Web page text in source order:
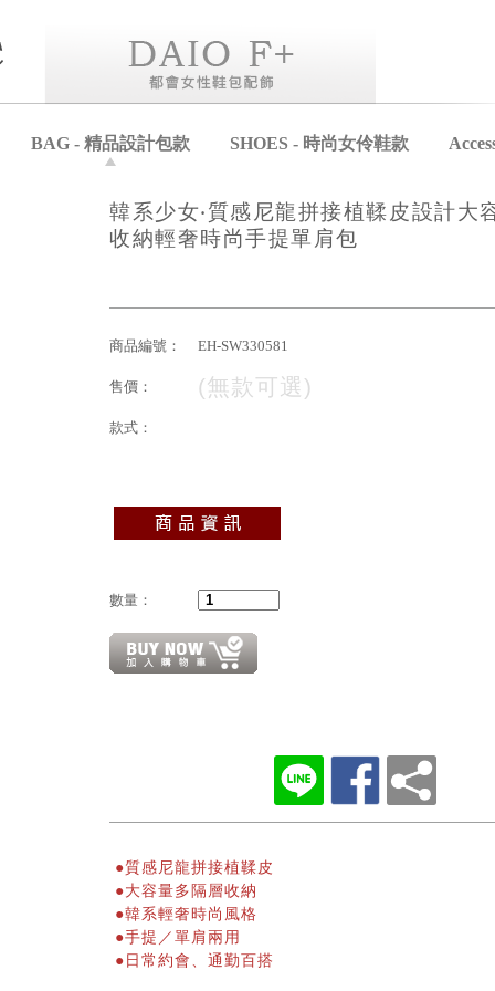
BAG - 精品設計包款 SHOES - 時尚女伶鞋款
韓系少女‧質感尼龍拼接植鞣皮設計大
收納輕奢時尚手提單肩包
商品編號： EH-SW330581
售價： (無款可選)
款式：
數量：
●質感尼龍拼接植鞣皮
●大容量多隔層收納
●韓系輕奢時尚風格
●手提／單肩兩用
●日常約會、通勤百搭